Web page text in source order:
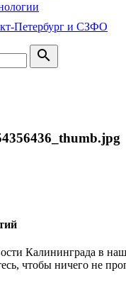
Петербург и СЗФО
search
Калининграда в
чтобы ничего не